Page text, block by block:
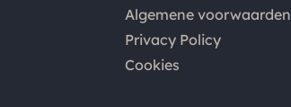
Algemene voorwaarden
Privacy Policy
Cookies